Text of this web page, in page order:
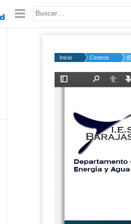
Palabra o frase:
Inicio Centros